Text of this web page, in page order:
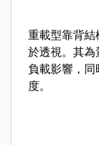
重載型靠背
於透視。其
負載影響，
度。